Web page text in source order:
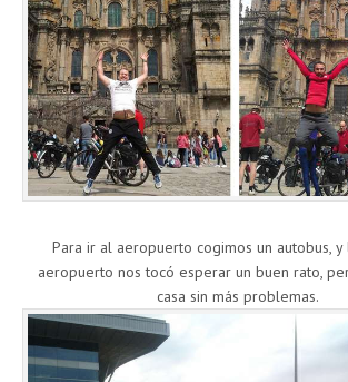
Para ir al aeropuerto cogimos un autobus,
aeropuerto nos tocó esperar un buen rato,
casa sin más problemas.